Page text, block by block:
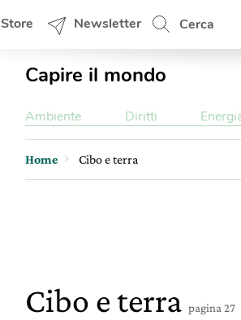
Store Newsletter Cerca
Capire il mondo
Ambiente Diritti
Home Cibo e terra
Cibo e terra pagina 27